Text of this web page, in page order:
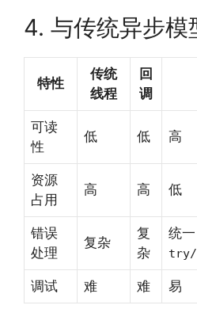
4. 与传统异步模
特性
传统
线程
回
调
可读
性
低 低 高
资源
占用
高 高 低
错误
处理
复杂
复
杂
统
try/
调试 难 难 易